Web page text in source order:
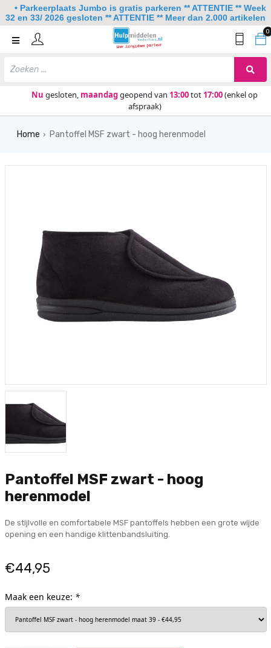
0
Nu gesloten, maandaggeopend van 13:00tot 17:00(enkel op
afspraak)
Home
Keuken
Contact
Home › Pantoffel MSF zwart - hoog herenmodel
Pantoffel MSF zwart - hoog
herenmodel
De stijlvolle en comfortabele MSF pantoffels hebben een grote wijde
opening en een handige klittenbandsluiting.
€44,95
Maak een keuze: *
• Parkeerplaats Jumbo is gratis parkeren ** ATTENTIE ** Week
32 en 33/ 2026 gesloten ** ATTENTIE ** Meer dan 2.000 artikelen